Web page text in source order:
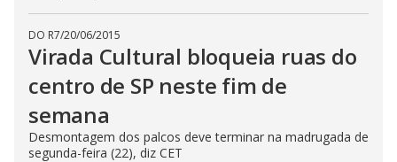
DO R7/20/06/2015
Virada Cultural bloqueia ruas do
centro de SP neste fim de
semana
Desmontagem dos palcos deve terminar na madrugada de
segunda-feira (22), diz CET